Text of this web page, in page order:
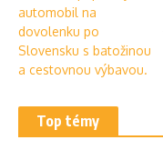
Top témy